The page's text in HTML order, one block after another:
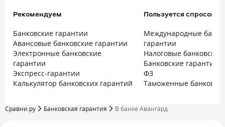
Рекомендуем
Банковские гарантии
Авансовые банковские гарантии
Электронные банковские
гарантии
Экспресс-гарантии
Калькулятор банковских гарантий
Пользуется спросом
Международные
гарантии
Налоговые
Банковские гарантии
ФЗ
Таможенные
Сравни.ру Банковская гарантия В банке Авангард